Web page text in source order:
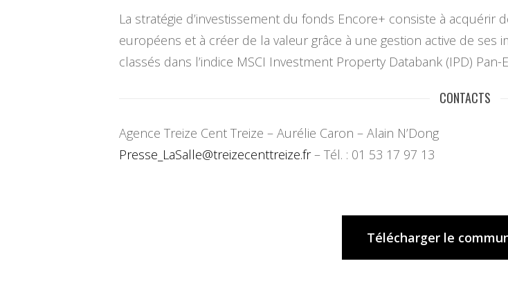
La stratégie d’investissement du fonds Encore+ consiste à
européens et à créer de la valeur grâce à une gestion active de
classés dans l’indice MSCI Investment Property Databank (IPD)
CONTACTS
Agence Treize Cent Treize – Aurélie Caron – Alain N’Dong
Presse_LaSalle@treizecenttreize.fr– Tél. : 01 53 17 97 13
Télécharger le